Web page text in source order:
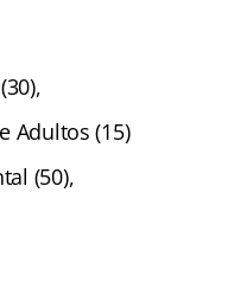
Adultos (15)
(50),